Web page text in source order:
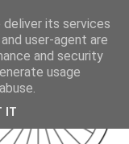
its services
user-agent are
and security
usage
IT